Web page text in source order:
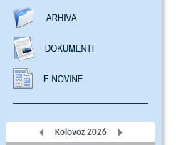
Kolovoz 2026